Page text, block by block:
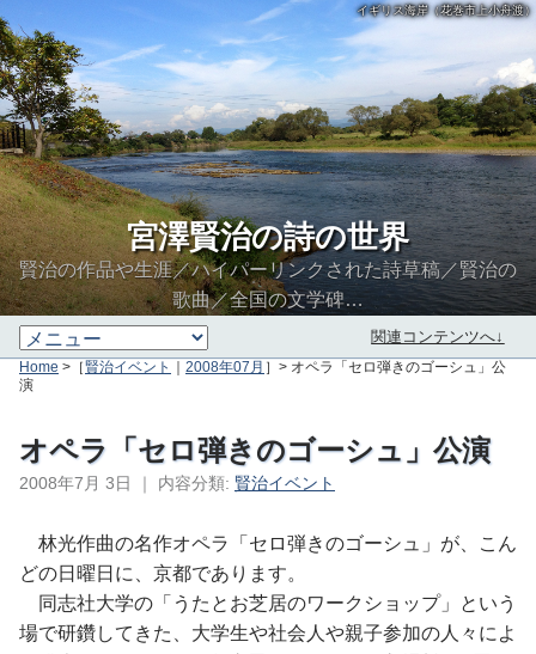
イギリス海岸（花巻市上小舟渡）
宮澤賢治の詩の世界
賢治の作品や生涯／ハイパーリンクされた詩草稿／賢治の
歌曲／全国の文学碑…
関連コンテンツへ↓
Home >［賢治イベント ｜ 2008年07月 ］> オペラ「セロ弾きのゴーシュ」公
演
オペラ「セロ弾きのゴーシュ」公演
2008年7月 3日 ｜ 内容分類: 賢治イベント
林光作曲の名作オペラ「セロ弾きのゴーシュ」が、こん
どの日曜日に、京都であります。
同志社大学の「うたとお芝居のワークショップ」という
場で研鑽してきた、大学生や社会人や親子参加の人々によ